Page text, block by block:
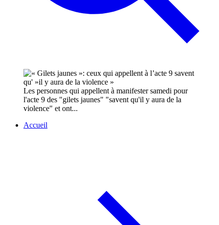
Les personnes qui appellent à manifester samedi pour
l'acte 9 des "gilets jaunes" "savent qu'il y aura de la
violence" et ont...
Accueil